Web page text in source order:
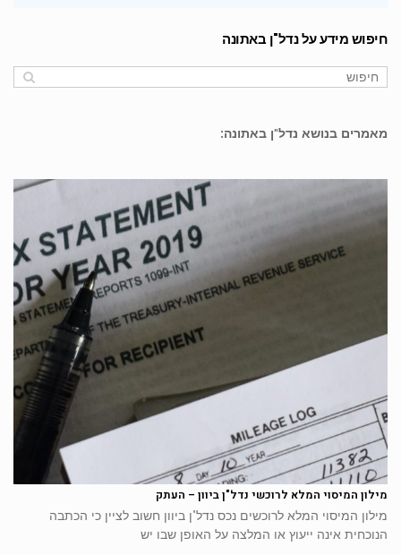
חיפוש מידע על נדל"ן באתונה
מאמרים בנושא נדל"ן באתונה:
מילון המיסוי המלא לרוכשי נדל"ן ביוון – העתק
מילון המיסוי המלא לרוכשים נכס נדל"ן ביוון חשוב לציין כי הכתבה
הנוכחית אינה ייעוץ או המלצה על האופן שבו יש